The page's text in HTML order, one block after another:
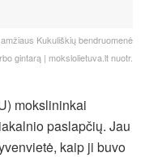
Kukuliškių bendruomenė
gintarą | mokslolietuva.lt nuotr.
mokslininkai
paslapčių. Jau
kaip ji buvo